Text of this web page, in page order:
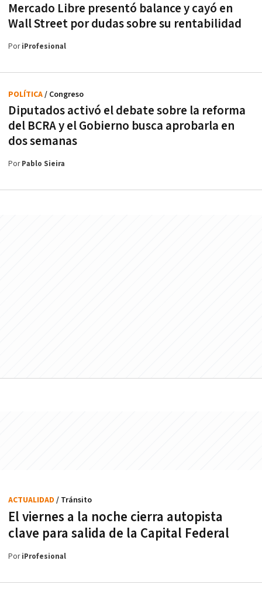
Mercado Libre presentó balance y cayó en
Wall Street por dudas sobre su rentabilidad
PoriProfesional
Diputados activó el debate sobre la reforma
del BCRA y el Gobierno busca aprobarla en
dos semanas
POLÍTICA/ Congreso
PorPablo Sieira
El viernes a la noche cierra autopista
clave para salida de la Capital Federal
ACTUALIDAD / Tránsito
PoriProfesional